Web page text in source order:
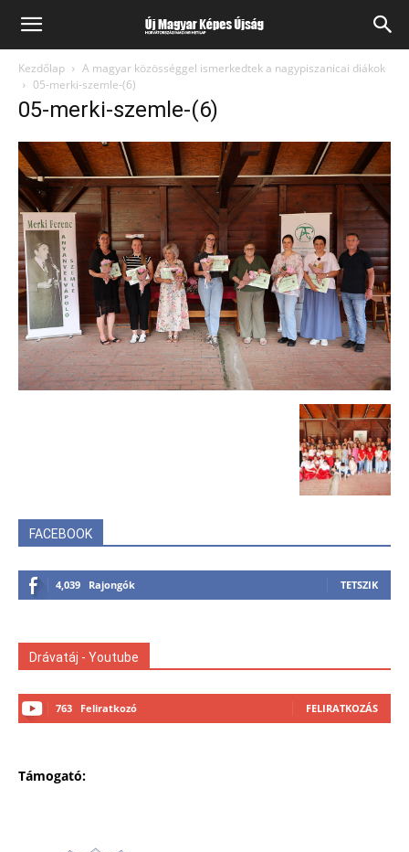
Kezdőlap
A magyar közösséggel ismerkedtek a nagypiszanicai diákok
05-merki-szemle-(6)
05-merki-szemle-(6)
FACEBOOK
4,039 Rajongók TETSZIK
Drávatáj - Youtube
763 Feliratkozó FELIRATKOZÁS
Támogató: